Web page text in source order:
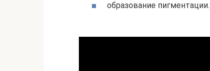
образование пигментации.